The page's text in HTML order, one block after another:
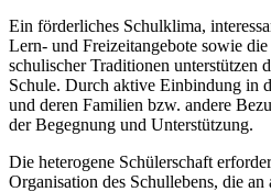
Ein förderliches Schulklima,
Lern- und Freizeitangebote sowie
schulischer Traditionen unterstützen
Schule. Durch aktive Einbindung in
und deren Familien bzw. andere
der Begegnung und Unterstützung.
Die heterogene Schülerschaft
Organisation des Schullebens, die